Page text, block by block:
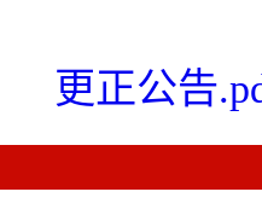
更正公告